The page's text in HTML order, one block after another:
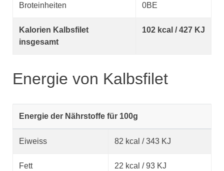
Broteinheiten 0BE
Kalorien Kalbsfilet
insgesamt
102 kcal / 427 KJ
Energie von Kalbsfilet
Energie der Nährstoffe für 100g
Eiweiss 82 kcal / 343 KJ
Fett 22 kcal / 93 KJ